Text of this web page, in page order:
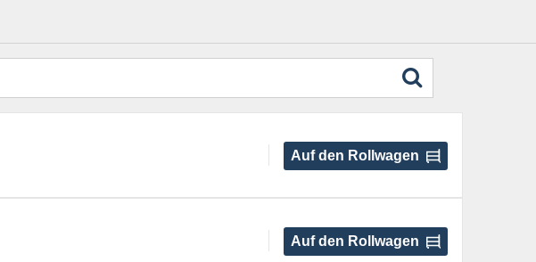
Auf den Rollwagen
Auf den Rollwagen